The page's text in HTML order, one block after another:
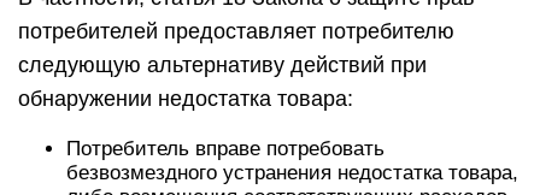
потребителей предоставляет потребителю
следующую альтернативу действий при
обнаружении недостатка товара:
Потребитель вправе потребовать
безвозмездного устранения недостатка товара,